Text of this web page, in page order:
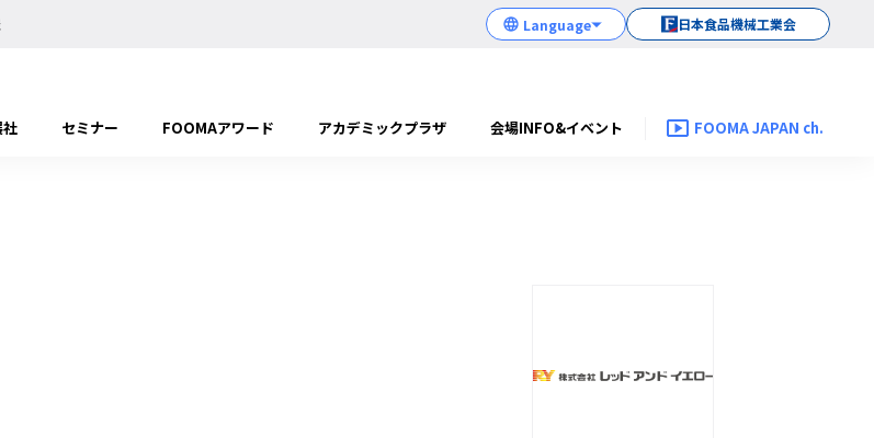
日本食品機械工業会
社 セミナー FOOMAアワード アカデミックプラザ 会場INFO&イベント FOOMA JAPAN ch.